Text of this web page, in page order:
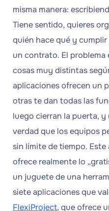
misma manera:
Tiene sentido, quieres
quién hace qué y
un contrato. El problema
cosas muy distintas
aplicaciones ofrecen un
otras te dan todas las
luego cierran la puerta,
verdad que los equipos
sin límite de tiempo.
ofrece realmente lo
un juguete de una
siete aplicaciones que
FlexiProject, que ofrece